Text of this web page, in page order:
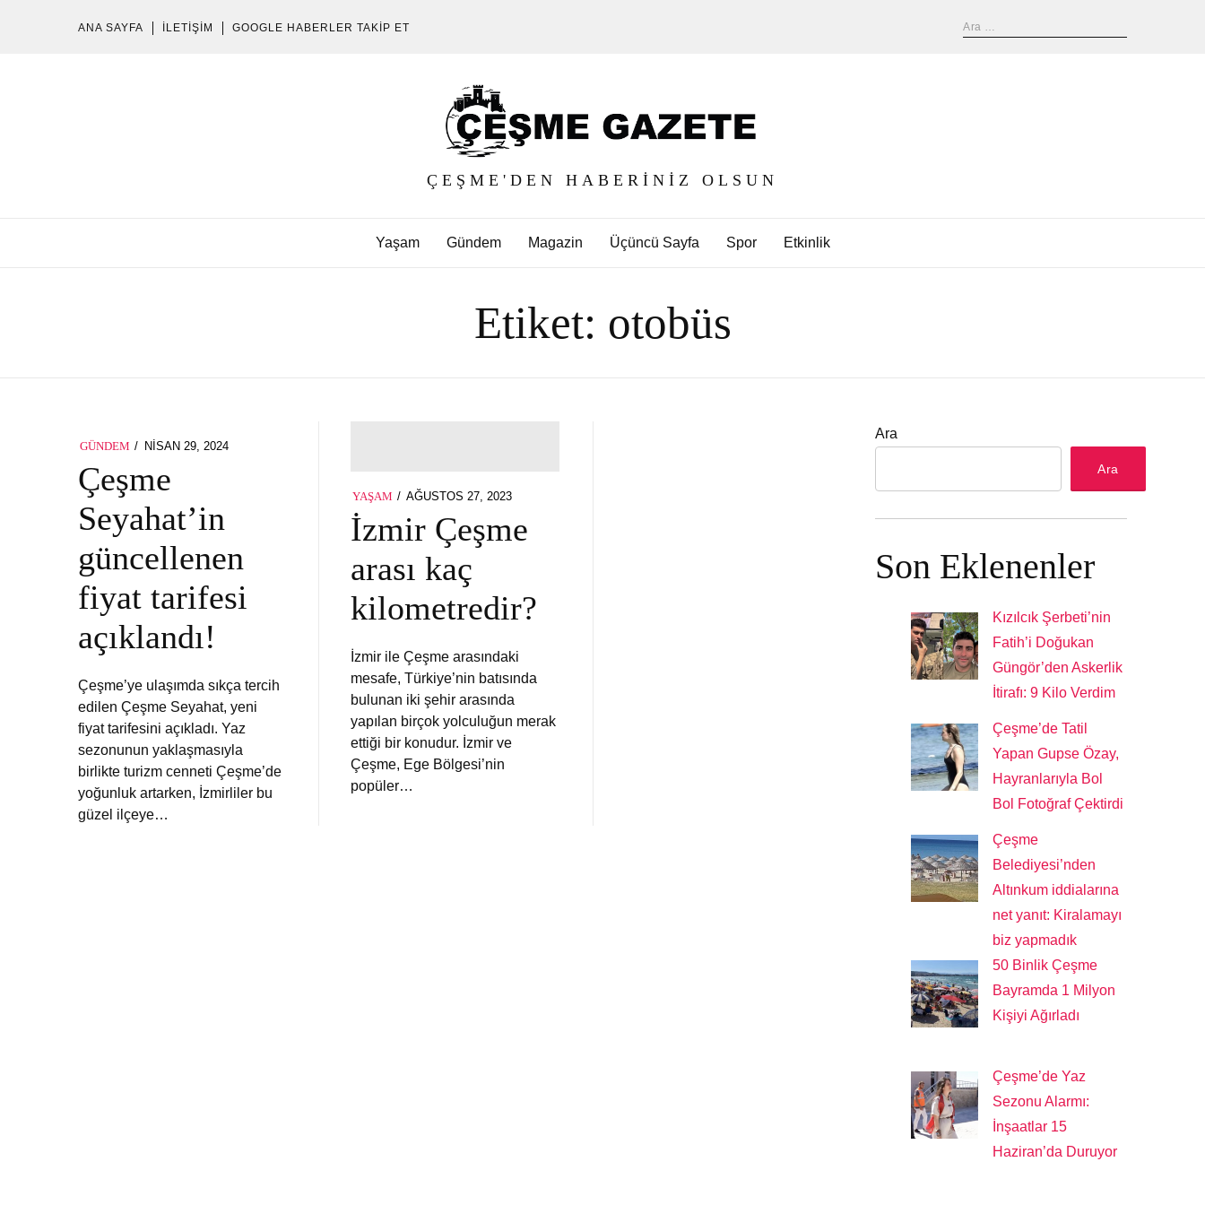
ANA SAYFA İLETIŞIM GOOGLE HABERLER TAKIP ET
ÇEŞME'DEN HABERINIZ OLSUN
Yaşam Gündem Magazin Üçüncü Sayfa Spor Etkinlik
Etiket: otobüs
GÜNDEM
POSTED
NISAN 29, 2024
Çeşme
Seyahat’in
güncellenen
fiyat tarifesi
açıklandı!
Çeşme’ye ulaşımda sıkça tercih
edilen Çeşme Seyahat, yeni
fiyat tarifesini açıkladı. Yaz
sezonunun yaklaşmasıyla
birlikte turizm cenneti Çeşme’de
yoğunluk artarken, İzmirliler bu
güzel ilçeye…
YAŞAM
POSTED
ON
AĞUSTOS 27, 2023
İzmir Çeşme
arası kaç
kilometredir?
İzmir ile Çeşme arasındaki
mesafe, Türkiye’nin batısında
bulunan iki şehir arasında
yapılan birçok yolculuğun merak
ettiği bir konudur. İzmir ve
Çeşme, Ege Bölgesi’nin
popüler…
Ara
Ara
Son Eklenenler
Kızılcık Şerbeti’nin
Fatih’i Doğukan
Güngör’den Askerlik
İtirafı: 9 Kilo Verdim
Çeşme’de Tatil
Yapan Gupse Özay,
Hayranlarıyla Bol
Bol Fotoğraf Çektirdi
Çeşme
Belediyesi’nden
Altınkum iddialarına
net yanıt: Kiralamayı
biz yapmadık
50 Binlik Çeşme
Bayramda 1 Milyon
Kişiyi Ağırladı
Çeşme’de Yaz
Sezonu Alarmı:
İnşaatlar 15
Haziran’da Duruyor